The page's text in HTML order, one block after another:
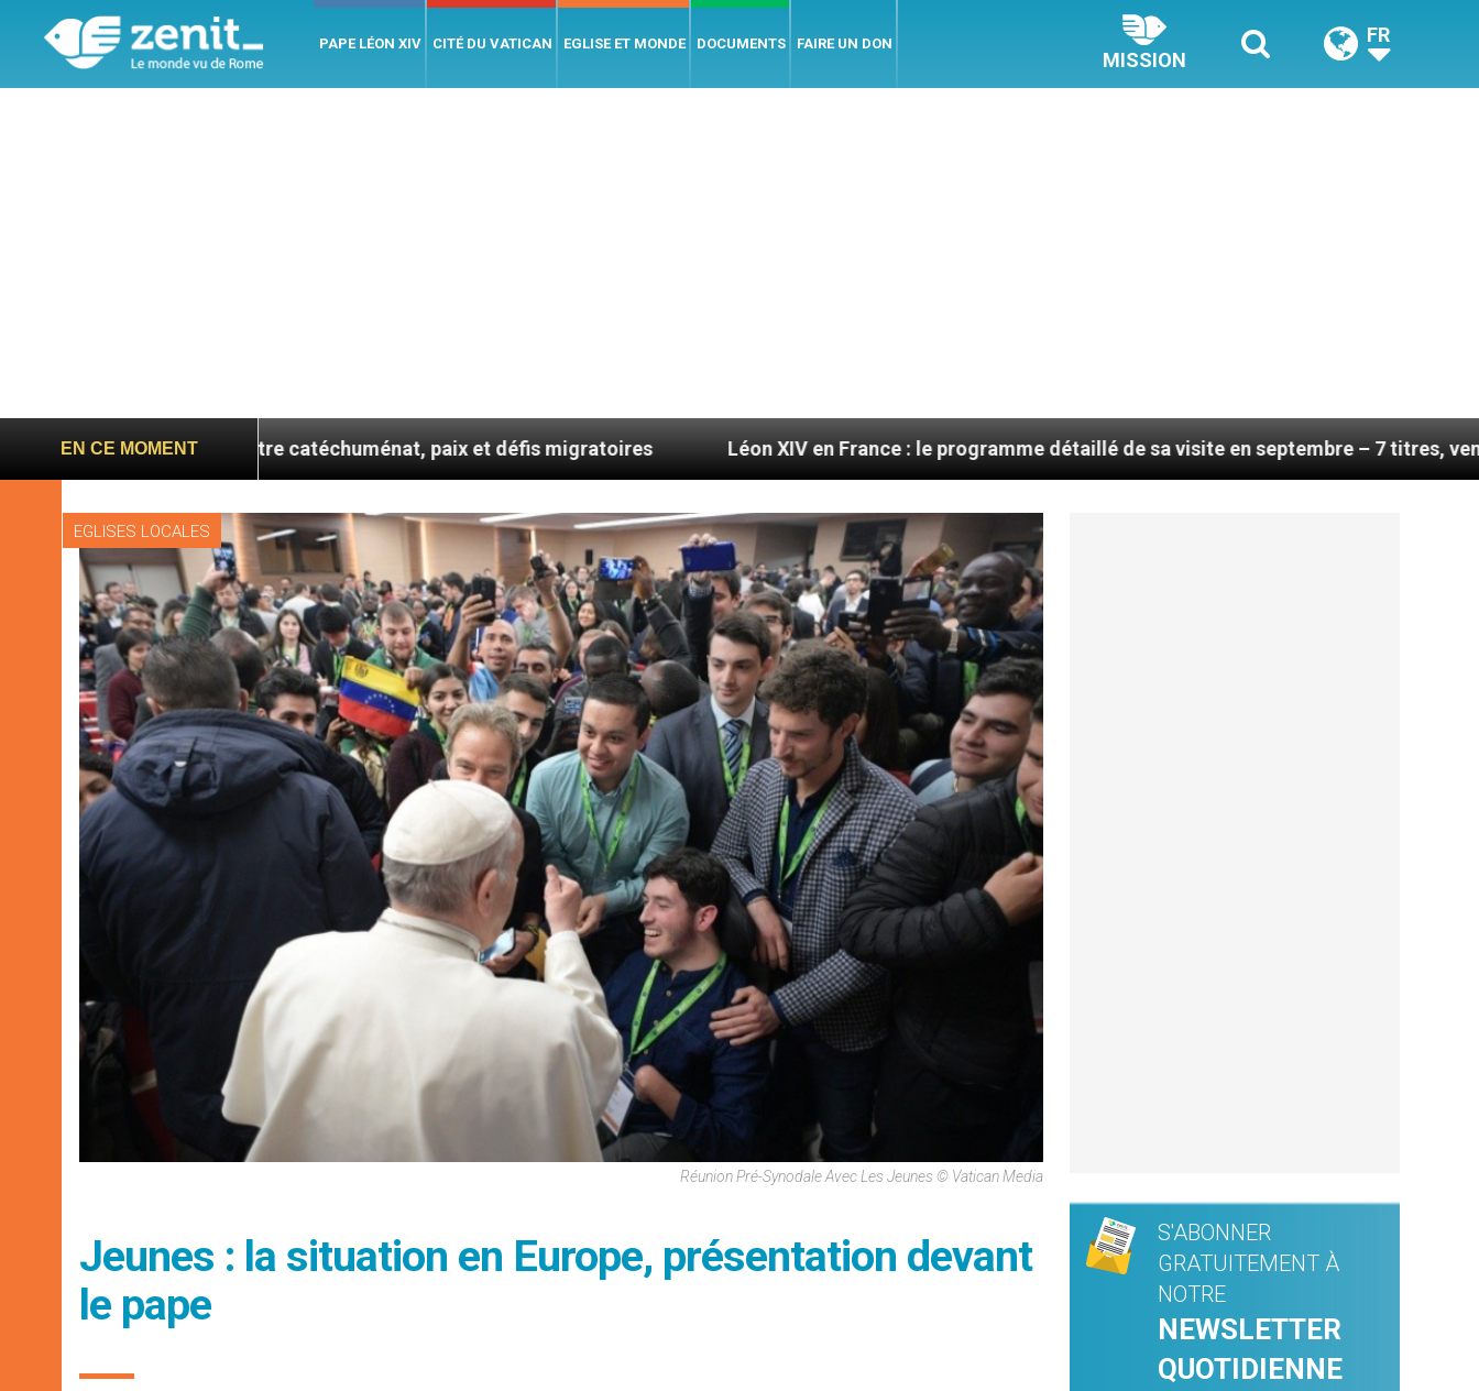
PAPE LÉON XIV CITÉ DU VATICAN EGLISE ET MONDE DOCUMENTS FAIRE UN DON
MISSION
FR
EN CE MOMENT
confie : entre catéchuménat, paix et défis migratoires Léon XIV en France : le programme détaillé de sa visite en septembre – 7 titres, vendredi 7 août
EGLISES LOCALES
Réunion Pré-Synodale Avec Les Jeunes © Vatican Media
Jeunes : la situation en Europe, présentation devant
le pape
S'ABONNER
GRATUITEMENT À
NOTRE
NEWSLETTER
QUOTIDIENNE